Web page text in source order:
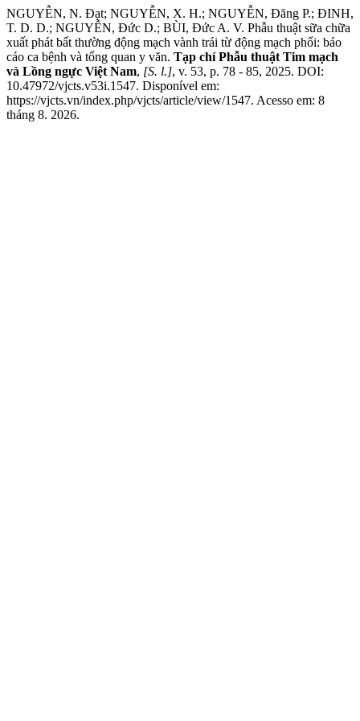
NGUYỄN, N. Đạt; NGUYỄN, X. H.; NGUYỄN, Đăng P.; ĐINH,
T. D. D.; NGUYỄN, Đức D.; BÙI, Đức A. V. Phẫu thuật sữa chữa
xuất phát bất thường động mạch vành trái từ động mạch phổi: báo
cáo ca bệnh và tổng quan y văn. Tạp chí Phẫu thuật Tim mạch
và Lồng ngực Việt Nam, [S. l.], v. 53, p. 78 - 85, 2025. DOI:
10.47972/vjcts.v53i.1547. Disponível em:
https://vjcts.vn/index.php/vjcts/article/view/1547. Acesso em: 8
tháng 8. 2026.